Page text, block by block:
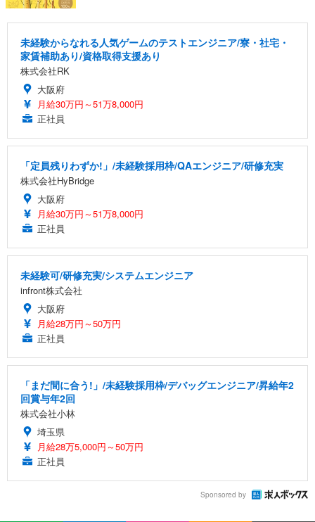
未経験からなれる人気ゲームのテストエンジニア/寮・社宅・
家賃補助あり/資格取得支援あり
株式会社RK
大阪府
月給30万円～51万8,000円
正社員
「定員残りわずか!」/未経験採用枠/QAエンジニア/研修充実
株式会社HyBridge
大阪府
月給30万円～51万8,000円
正社員
未経験可/研修充実/システムエンジニア
infront株式会社
大阪府
月給28万円～50万円
正社員
「まだ間に合う!」/未経験採用枠/デバッグエンジニア/昇給年2
回賞与年2回
株式会社小林
埼玉県
月給28万5,000円～50万円
正社員
Sponsored by